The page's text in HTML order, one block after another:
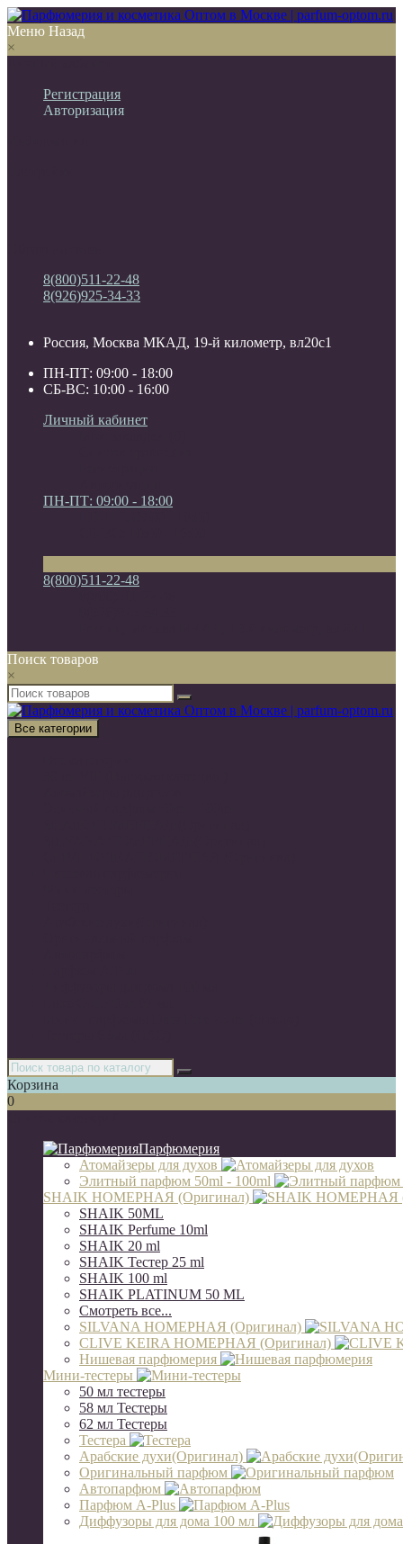
Меню Назад
×
Регистрация
Авторизация
8(800)511-22-48
8(926)925-34-33
Россия, Москва МКАД, 19-й километр, вл20с1
ПН-ПТ: 09:00 - 18:00
СБ-ВС: 10:00 - 16:00
Личный кабинет
ПН-ПТ: 09:00 - 18:00
8(800)511-22-48
Поиск товаров
×
Все категории
Корзина
0
Парфюмерия
Атомайзеры для духов
Элитный парфюм 50ml - 100ml
SHAIK НОМЕРНАЯ (Оригинал)
SHAIK 50ML
SHAIK Perfume 10ml
SHAIK 20 ml
SHAIK Тестер 25 ml
SHAIK 100 ml
SHAIK PLATINUM 50 ML
Смотреть все...
SILVANA НОМЕРНАЯ (Оригинал)
CLIVE KEIRA НОМЕРНАЯ (Оригинал)
Нишевая парфюмерия
Мини-тестеры
50 мл тестеры
58 мл Тестеры
62 мл Тестеры
Тестера
Арабские духи(Оригинал)
Оригинальный парфюм
Автопарфюм
Парфюм A-Plus
Диффузоры для дома 100 мл